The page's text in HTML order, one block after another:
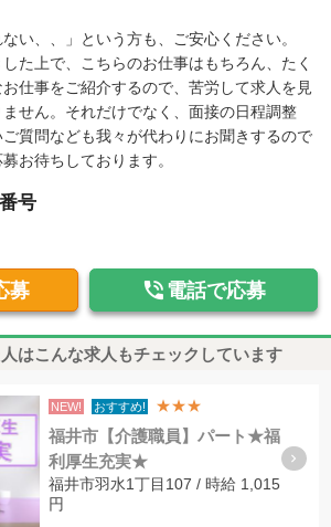
い、、」という方も、ご安心ください。
た上で、こちらのお仕事はもちろん、たく
仕事をご紹介するので、苦労して求人を見
せん。それだけでなく、面接の日程調整
質問なども我々が代わりにお聞きするので
お待ちしております。
号
募  電話で応募
はこんな求人もチェックしています
NEW! おすすめ! ★★★
福井市【介護職員】パート★福
利厚生充実★
福井市羽水1丁目107 / 時給 1,015
円